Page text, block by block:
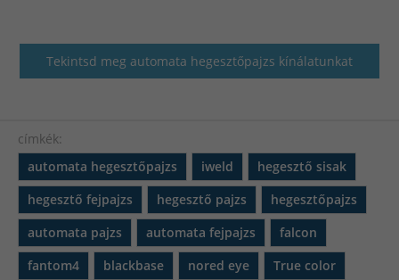
Tekintsd meg automata hegesztőpajzs kínálatunkat
címkék:
automata hegesztőpajzs
iweld
hegesztő sisak
hegesztő fejpajzs
hegesztő pajzs
hegesztőpajzs
automata pajzs
automata fejpajzs
falcon
fantom4
blackbase nored eye True color